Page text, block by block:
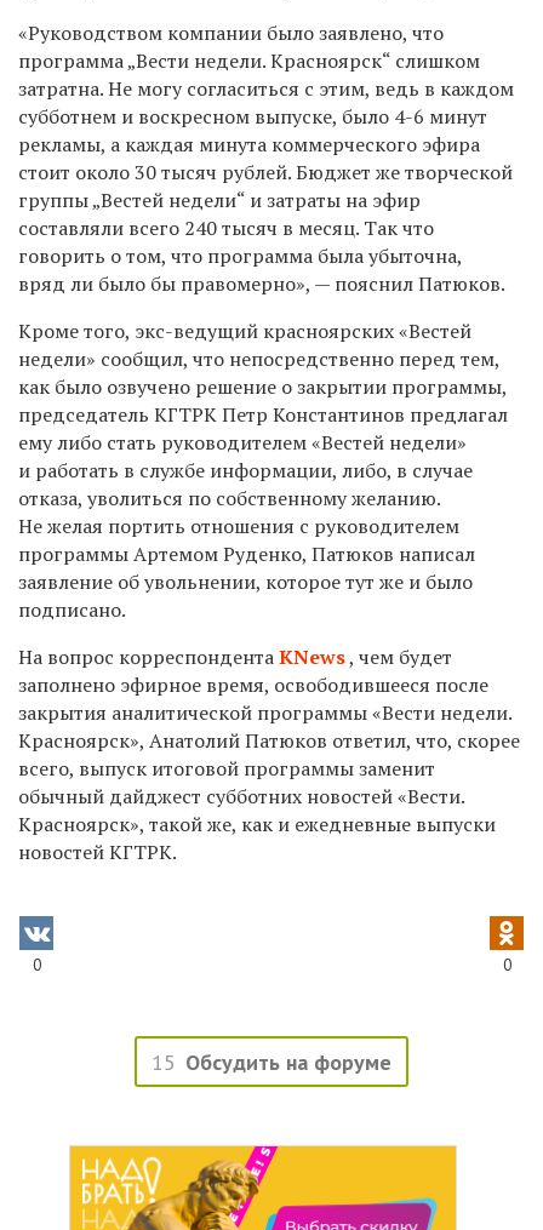
«Руководством компании было заявлено, что
программа „Вести недели. Красноярск“ слишком
затратна. Не могу согласиться с этим, ведь в каждом
субботнем и воскресном выпуске, было 4-6 минут
рекламы, а каждая минута коммерческого эфира
стоит около 30 тысяч рублей. Бюджет же творческой
группы „Вестей недели“ и затраты на эфир
составляли всего 240 тысяч в месяц. Так что
говорить о том, что программа была убыточна,
вряд ли было бы правомерно», — пояснил Патюков.
Кроме того, экс-ведущий красноярских «Вестей
недели» сообщил, что непосредственно перед тем,
как было озвучено решение о закрытии программы,
председатель КГТРК Петр Константинов предлагал
ему либо стать руководителем «Вестей недели»
и работать в службе информации, либо, в случае
отказа, уволиться по собственному желанию.
Не желая портить отношения с руководителем
программы Артемом Руденко, Патюков написал
заявление об увольнении, которое тут же и было
подписано.
На вопрос корреспондентаKNews, чем будет
заполнено эфирное время, освободившееся после
закрытия аналитической программы «Вести недели.
Красноярск», Анатолий Патюков ответил, что, скорее
всего, выпуск итоговой программы заменит
обычный дайджест субботних новостей «Вести.
Красноярск», такой же, как и ежедневные выпуски
новостей КГТРК.
0 0
15 Обсудить на форуме